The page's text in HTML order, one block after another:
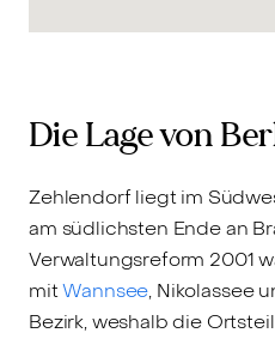
Die Lage von
Zehlendorf liegt im
am südlichsten Ende an
Verwaltungsreform 2001
mitWannsee, Nikolassee
Bezirk, weshalb die